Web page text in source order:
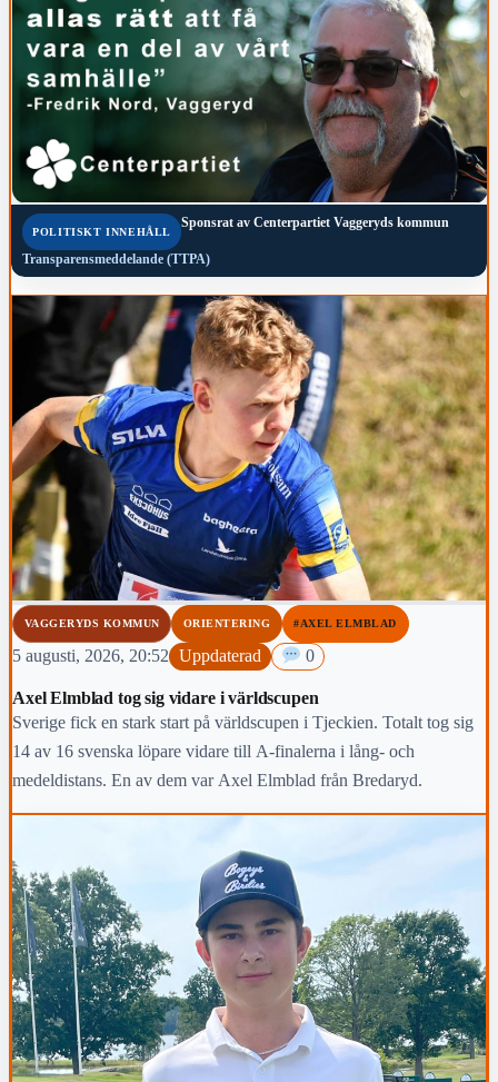
POLITISKT INNEHÅLL
Sponsrat av Centerpartiet Vaggeryds kommun
Transparensmeddelande (TTPA)
VAGGERYDS KOMMUN ORIENTERING #AXEL ELMBLAD
5 augusti, 2026, 20:52 Uppdaterad 0
Axel Elmblad tog sig vidare i världscupen
Sverige fick en stark start på världscupen i Tjeckien. Totalt tog sig
14 av 16 svenska löpare vidare till A-finalerna i lång- och
medeldistans. En av dem var Axel Elmblad från Bredaryd.